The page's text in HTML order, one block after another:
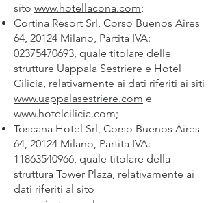
sito www.hotellacona.com;
Cortina Resort Srl, Corso Buenos Aires
64, 20124 Milano, Partita IVA:
02375470693, quale titolare delle
strutture Uappala Sestriere e Hotel
Cilicia, relativamente ai dati riferiti ai siti
www.uappalasestriere.com e
www.hotelcilicia.com;
Toscana Hotel Srl, Corso Buenos Aires
64, 20124 Milano, Partita IVA:
11863540966, quale titolare della
struttura Tower Plaza, relativamente ai
dati riferiti al sito